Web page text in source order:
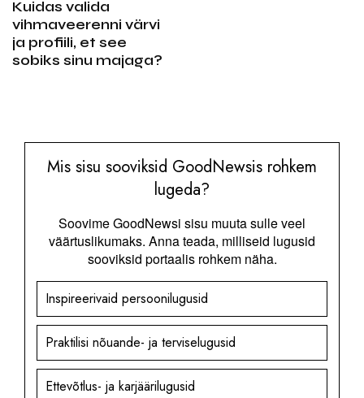
Kuidas valida
vihmaveerenni värvi
ja profiili, et see
sobiks sinu majaga?
Mis sisu sooviksid GoodNewsis rohkem
lugeda?
Soovime GoodNewsi sisu muuta sulle veel
väärtuslikumaks. Anna teada, milliseid lugusid
sooviksid portaalis rohkem näha.
Inspireerivaid persoonilugusid
Praktilisi nõuande- ja terviselugusid
Ettevõtlus- ja karjäärilugusid